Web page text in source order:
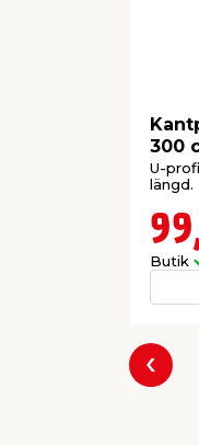
300
U-
längd.
Butik